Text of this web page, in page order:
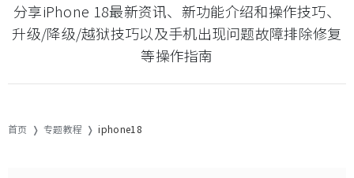
分享iPhone 18最新资讯、新功能介绍和操作技巧、
升级/降级/越狱技巧以及手机出现问题故障排除修复
等操作指南
首页 专题教程 iphone18